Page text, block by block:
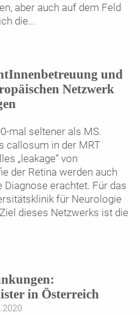
aber auch auf dem Feld
die...
und
Netzwerk
mal seltener als MS.
callosum in der MRT
„leakage“ von
der Retina werden auch
erachtet. Für das
für Neurologie
dieses Netzwerks ist die
in Österreich